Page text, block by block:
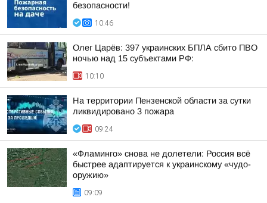
безопасности!
10:46
Олег Царёв: 397 украинских БПЛА сбито ПВО
ночью над 15 субъектами РФ:
10:10
На территории Пензенской области за сутки
ликвидировано 3 пожара
09:24
«Фламинго» снова не долетели: Россия всё
быстрее адаптируется к украинскому «чудо-
оружию»
09:09